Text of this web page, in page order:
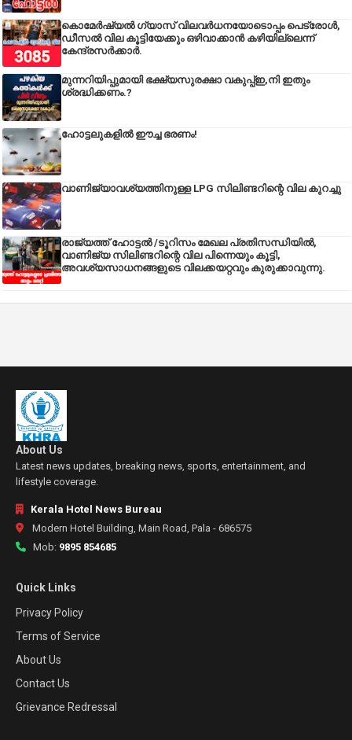
കൊമേർഷ്യൽ ഗ്യാസ് വിലവർധനയോടൊപ്പം പെട്രോൾ,
ഡീസല്‍ വില കൂട്ടിയേക്കും ഒഴിവാക്കാന്‍ കഴിയില്ലെന്ന്
കേന്ദ്രസര്‍ക്കാര്‍.
മുന്നറിയിപ്പുമായി ഭക്ഷ്യസുരക്ഷാ വകുപ്പ്ഇ,നി ഇതും
ശ്രദ്ധിക്കണം.?
ഹോട്ടലുകളിൽ ഈച്ച ഭരണം!
വാണിജ്യാവശ്യത്തിനുള്ള LPG സിലിണ്ടറിന്റെ വില കുറച്ചു
രാജ്യത്ത് ഹോട്ടൽ /ടൂറിസം മേഖല പ്രതിസന്ധിയിൽ,
വാണിജ്യ സിലിണ്ടറിന്റെ വില പിന്നെയും കൂട്ടി,
അവശ്യസാധനങ്ങളുടെ വിലക്കയറ്റവും കുരുക്കാവുന്നു.
About Us
Latest news updates, breaking news, sports, entertainment, and
lifestyle coverage.
Kerala Hotel News Bureau
Modern Hotel Building, Main Road, Pala - 686575
Mob: 9895 854685
Quick Links
Privacy Policy
Terms of Service
About Us
Contact Us
Grievance Redressal